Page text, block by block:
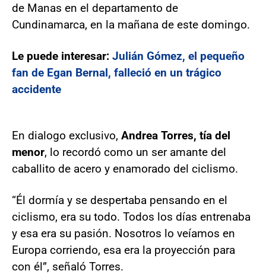
de Manas en el departamento de
Cundinamarca, en la mañana de este domingo.
Le puede interesar: Julián Gómez, el pequeño
fan de Egan Bernal, falleció en un trágico
accidente
En dialogo exclusivo, Andrea Torres, tía del
menor, lo recordó como un ser amante del
caballito de acero y enamorado del ciclismo.
“Él dormía y se despertaba pensando en el
ciclismo, era su todo. Todos los días entrenaba
y esa era su pasión. Nosotros lo veíamos en
Europa corriendo, esa era la proyección para
con él”, señaló Torres.